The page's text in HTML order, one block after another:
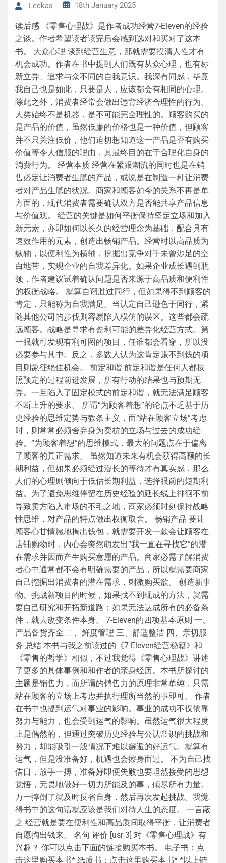
Leckas 18th January 2025
读后感 《零售心理战》是作者成功经营7-Eleven的经验
之谈。作者希望读者读完后会感到选对和买对了这本
书。 大众心理 谈到经营生意，那就需要摸清人性才有
机会成功。作者在书中提到人们既有从众心理，也有标
新立异、追求与众不同的自我意识。我深有同感，毕竟
我自己也是如此，只要是人，应该都会有相同的心理。
除此之外，消费者经常会做出违背经济合理性的行为。
人类始终不是机器，是不可能完全理性的。顾客购买的
是产品的价值，虽然低廉的价格也是一种价值，但顾客
并不只关注低价，他们迫切想知道这一产品是否有购买
价值等令人信服的理由，其最终目的在于合理化自身的
消费行为。 经营本质 经营在紧跟潮流的同时也是在销
售必定让消费者生腻的产品，或说是在制造一种让消费
者对产品生腻的状况。商家和顾客如今的关系不再是单
方面的，现代消费者需要确认双方是否能共享产品信息
与价值观。 经营的关键是如何平衡保持坚定立场和加入
新元素，亦即如何以长久的经营理念为基础，配合具有
速效作用的元素，创造出畅销产品。经营时以高品质为
纵轴，以便利性为横轴，挖掘出竞争对手未曾涉足的空
白地带，实现企业的自我差异化。如果企业成长遇到瓶
颈，作者建议试着确认问题是否来源于高品质和便利性
的权衡战略。 就算自诩胜过同行，但如果得不到顾客的
肯定，只能称为自我满足。当认定自己逊色于同行，紧
随其他公司的步伐则容易陷入模仿的误区。这些都会疏
远顾客。战略是寻求有盈利可能的差异化经营方式。第
一眼就可发现有利可图的项目，任谁都会看穿，所以没
必要参与其中。反之，多数人认为这肯定赚不到钱的项
目则象征绝佳机会。 前定和谐 前定和谐是任何人都按
照预定的过程前进发展，所有行动的结果也与预期无
异。一旦陷入了固定模式的前定和谐，就无法满足顾客
不断上升的要求。 所谓“为顾客着想”的论点不乏基于历
史经验的思维定势与教条主义，而“站在顾客立场”考虑
时，则常常必须舍弃身为卖枋的立场与过去的成功经
验。“为顾客着想”的思维模式，最大的问题点在于偏离
了顾客的真正需求。 虽然知道未来有机会获得高额的长
期利益，但如果必须经过漫长的等待才有真实感，那么
人们的心理则倾向于低估长期利益，选择眼前的短期利
益。为了避免思维停留在历史经验的延长线上徘徊不前
导致卖方陷入市场的不毛之地，商家必须时刻保持战略
性思维，对产品的特点做出权衡取舍。 畅销产品 要让
顾客心甘情愿地掏出钱包，就需要开发一款会让顾客在
店铺购物时，内心会突然萌发出“我一直在寻找它”的潜
在需求并因而产生购买意愿的产品。商家必需了解消费
者心中通常都不会有明确需要的产品，所以就需要商家
自己挖掘出消费者的潜在需求，刺激购买欲。 创造新事
物、挑战新项目的时候，如果找不到现成的方法，就需
要自己研究和开拓新道路；如果无法达成所有的必备条
件，就去改变条件本身。 7-Eleven的四项基本原则 一、
产品备货齐全 二、鲜度管理 三、舒适整洁 四、亲切服
务 总结 本书与我之前读过的《7-Eleven经营秘籍》和
《零售的哲学》相似，不过我觉得《零售心理战》讲述
了更多的具体事例和和作者的亲身经历。本书所探讨的
主题是销售力，而所谓的销售力的原理非常单纯，只需
站在顾客的立场上考虑并执行理所当然的事即可。 作者
在书中也提到运气对事业的影响。事业的成功不仅依靠
努力与能力，也会受到运气的影响。虽然运气很大程度
上是偶然的，但通过突破历史经验与公认常识的挑战和
努力，却能吸引一般情况下难以邂逅的好运气。就算有
运气，但是没准备好，机遇也会擦身而过。 不为自己找
借口，放手一搏，准备好即便失败也要坦然接受的思想
觉悟，无畏地做好一切力所能及的事，倾尽所有力量。
万一摔倒了就及时反省自身，然后再次发起挑战。我觉
得书中的这句话就应该是我们对待人生的态度。 一言蔽
之 经营就是要在便利性和高品质间取得平衡，让消费者
自愿掏出钱来。 名句 评价 [usr 3] 对《零售心理战》有
兴趣？ 你可以点击下面的链接购买本书。 电子书：点
击这里购买本书* 纸质书：点击这里购买本书* *以上链